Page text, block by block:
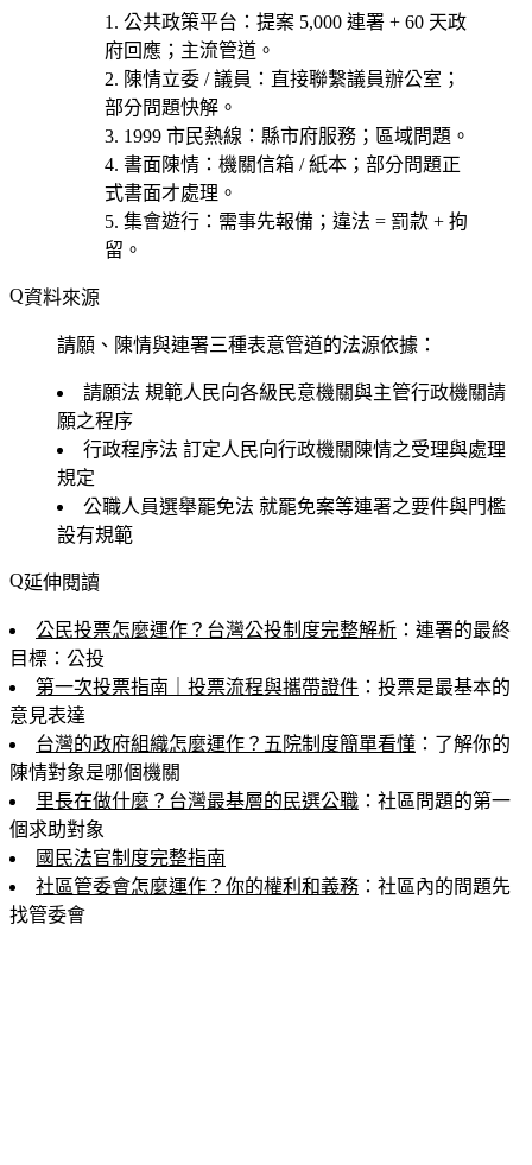
公共政策平台 ：提案 5,000 連署 + 60 天政
府回應；主流管道。
陳情立委 / 議員 ：直接聯繫議員辦公室；
部分問題快解。
1999 市民熱線 ：縣市府服務；區域問題。
書面陳情 ：機關信箱 / 紙本；部分問題正
式書面才處理。
集會遊行 ：需事先報備；違法 = 罰款 + 拘
留。
資料來源
請願、陳情與連署三種表意管道的法源依據：
請願法 規範人民向各級民意機關與主管行政機關請
願之程序
行政程序法 訂定人民向行政機關陳情之受理與處理
規定
公職人員選舉罷免法 就罷免案等連署之要件與門檻
設有規範
延伸閱讀
公民投票怎麼運作？台灣公投制度完整解析 ：連署的最終
目標：公投
第一次投票指南｜投票流程與攜帶證件 ：投票是最基本的
意見表達
台灣的政府組織怎麼運作？五院制度簡單看懂 ：了解你的
陳情對象是哪個機關
里長在做什麼？台灣最基層的民選公職 ：社區問題的第一
個求助對象
國民法官制度完整指南
社區管委會怎麼運作？你的權利和義務 ：社區內的問題先
找管委會